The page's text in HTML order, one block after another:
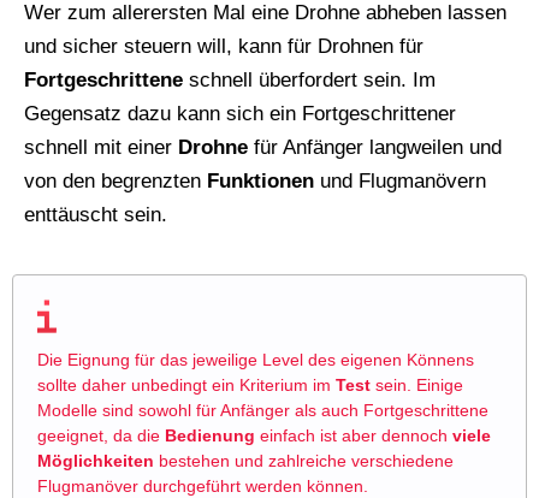
Wer zum allerersten Mal eine Drohne abheben lassen
und sicher steuern will, kann für Drohnen für
Fortgeschrittene schnell überfordert sein. Im
Gegensatz dazu kann sich ein Fortgeschrittener
schnell mit einer Drohne für Anfänger langweilen und
von den begrenzten Funktionen und Flugmanövern
enttäuscht sein.
Die Eignung für das jeweilige Level des eigenen Könnens
sollte daher unbedingt ein Kriterium im Test sein. Einige
Modelle sind sowohl für Anfänger als auch Fortgeschrittene
geeignet, da die Bedienung einfach ist aber dennoch viele
Möglichkeiten bestehen und zahlreiche verschiedene
Flugmanöver durchgeführt werden können.